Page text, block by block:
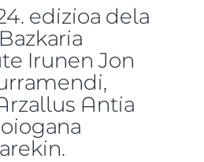
edizioa dela
Irunen Jon
Antia